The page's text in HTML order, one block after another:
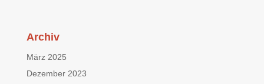
Archiv
März 2025
Dezember 2023